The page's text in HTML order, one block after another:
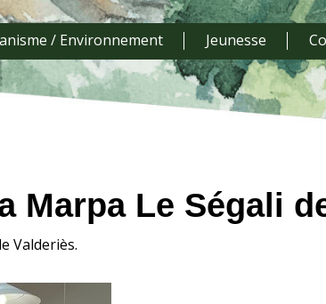
/ Environnement Jeunesse
Marpa Le Ségali
Valderiès.